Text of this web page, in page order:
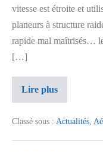
vitesse est étroite et
planeurs à structure
rapide mal maîtrisés…
[…]
Lire plus
Classé sous : Actualités